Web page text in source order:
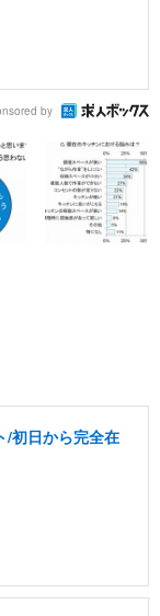
by
/初日から完全在